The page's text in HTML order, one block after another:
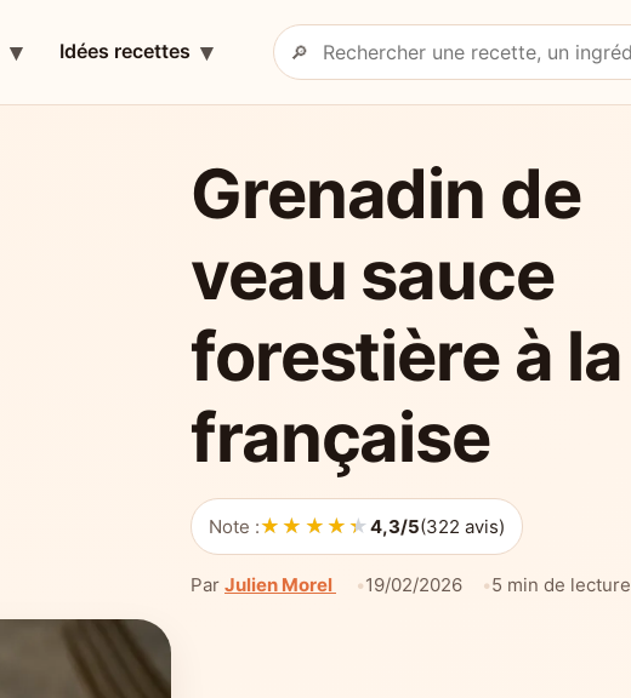
Idées recettes
Rechercher une recette
🔎
Grenadin de
veau sauce
forestière à la
française
Note :★★★★★
★★★★★4,3/5(322 avis)
Par Julien Morel 19/02/2026 5 min de lecture